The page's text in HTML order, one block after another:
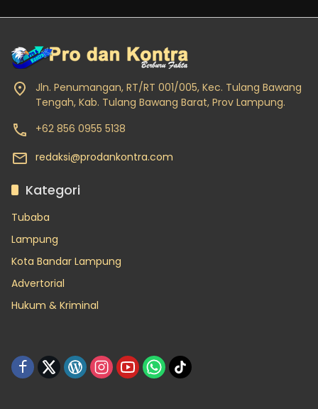
Jln. Penumangan, RT/RT 001/005, Kec. Tulang Bawang
Tengah, Kab. Tulang Bawang Barat, Prov Lampung.
+62 856 0955 5138
redaksi@prodankontra.com
Kategori
Tubaba
Lampung
Kota Bandar Lampung
Advertorial
Hukum & Kriminal